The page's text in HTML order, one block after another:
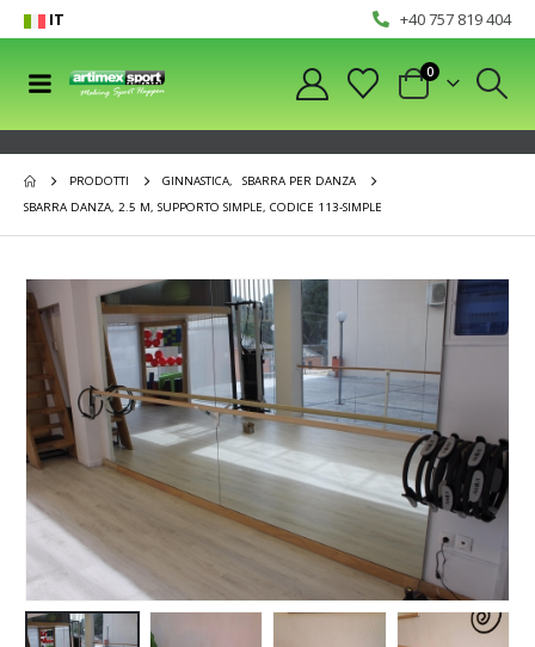
IT +40 757 819 404
0
PRODOTTI GINNASTICA,
SBARRA PER DANZA
SBARRA DANZA, 2.5 M, SUPPORTO SIMPLE, CODICE 113-SIMPLE